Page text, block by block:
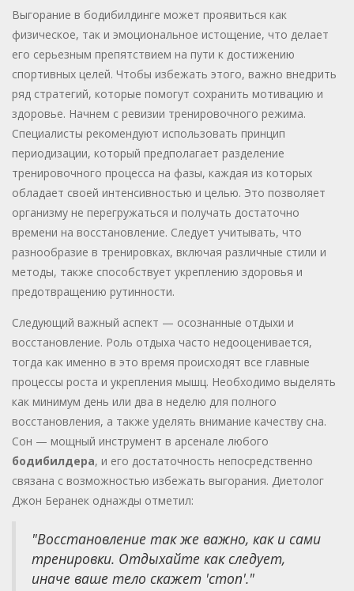
Выгорание в бодибилдинге может проявиться как
физическое, так и эмоциональное истощение, что делает
его серьезным препятствием на пути к достижению
спортивных целей. Чтобы избежать этого, важно внедрить
ряд стратегий, которые помогут сохранить мотивацию и
здоровье. Начнем с ревизии тренировочного режима.
Специалисты рекомендуют использовать принцип
периодизации, который предполагает разделение
тренировочного процесса на фазы, каждая из которых
обладает своей интенсивностью и целью. Это позволяет
организму не перегружаться и получать достаточно
времени на восстановление. Следует учитывать, что
разнообразие в тренировках, включая различные стили и
методы, также способствует укреплению здоровья и
предотвращению рутинности.
Следующий важный аспект — оcознанные отдыхи и
восстановление. Роль отдыха часто недооценивается,
тогда как именно в это время происходят все главные
процессы роста и укрепления мышц. Необходимо выделять
как минимум день или два в неделю для полного
восстановления, а также уделять внимание качеству сна.
Сон — мощный инструмент в арсенале любого
бодибилдера, и его достаточность непосредственно
связана с возможностью избежать выгорания. Диетолог
Джон Беранек однажды отметил:
"Восстановление так же важно, как и сами
тренировки. Отдыхайте как следует,
иначе ваше тело скажет 'стоп'."